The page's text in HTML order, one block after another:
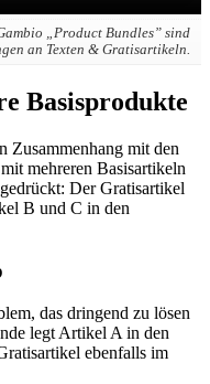
„Product Bundles” sind
an Texten & Gratisartikeln.
Basisprodukte
Zusammenhang mit den
mehreren Basisartikeln
Der Gratisartikel
B und C in den
das dringend zu lösen
legt Artikel A in den
ebenfalls im